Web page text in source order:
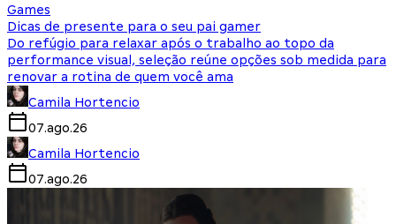
Games
Dicas de presente para o seu pai gamer
Do refúgio para relaxar após o trabalho ao topo da
performance visual, seleção reúne opções sob medida para
renovar a rotina de quem você ama
Camila Hortencio
07.ago.26
Camila Hortencio
07.ago.26